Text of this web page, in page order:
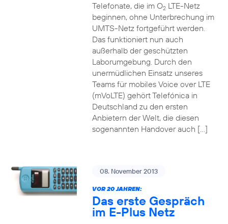
Telefonate, die im O2LTE-Netz
beginnen, ohne Unterbrechung im
UMTS-Netz fortgeführt werden.
Das funktioniert nun auch
außerhalb der geschützten
Laborumgebung. Durch den
unermüdlichen Einsatz unseres
Teams für mobiles Voice over LTE
(mVoLTE) gehört Telefónica in
Deutschland zu den ersten
Anbietern der Welt, die diesen
sogenannten Handover auch […]
08. November 2013
VOR 20 JAHREN:
Das erste Gespräch
im E-Plus Netz